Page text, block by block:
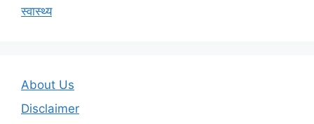
स्वास्थ्य
About Us
Disclaimer